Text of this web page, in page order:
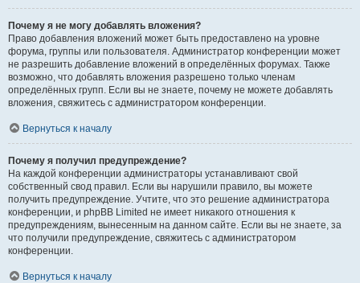
Почему я не могу добавлять вложения?
Право добавления вложений может быть предоставлено на уровне
форума, группы или пользователя. Администратор конференции может
не разрешить добавление вложений в определённых форумах. Также
возможно, что добавлять вложения разрешено только членам
определённых групп. Если вы не знаете, почему не можете добавлять
вложения, свяжитесь с администратором конференции.
Вернуться к началу
Почему я получил предупреждение?
На каждой конференции администраторы устанавливают свой
собственный свод правил. Если вы нарушили правило, вы можете
получить предупреждение. Учтите, что это решение администратора
конференции, и phpBB Limited не имеет никакого отношения к
предупреждениям, вынесенным на данном сайте. Если вы не знаете, за
что получили предупреждение, свяжитесь с администратором
конференции.
Вернуться к началу